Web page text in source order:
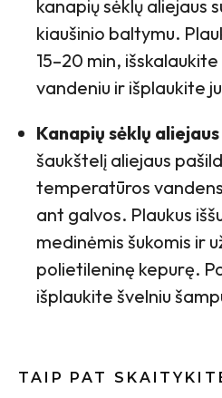
kanapių sėklų aliejaus
kiaušinio baltymu.
15–20 min,
vandeniu ir išplaukite
Kanapių sėklų
šaukštelį aliejaus
temperatūros
ant galvos. Plaukus
medinėmis šukomis ir
polietileninę kepurę.
išplaukite švelniu
TAIP PAT